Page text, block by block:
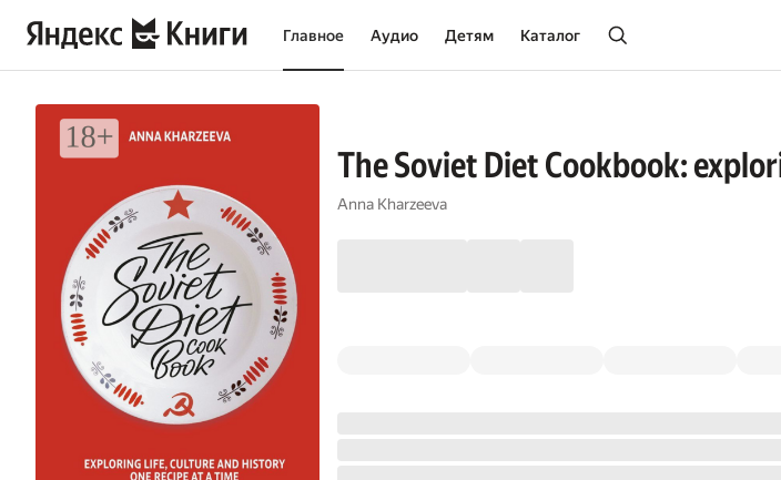
Главное Аудио Детям Каталог
The Soviet Diet Cookbook:
Anna Kharzeeva